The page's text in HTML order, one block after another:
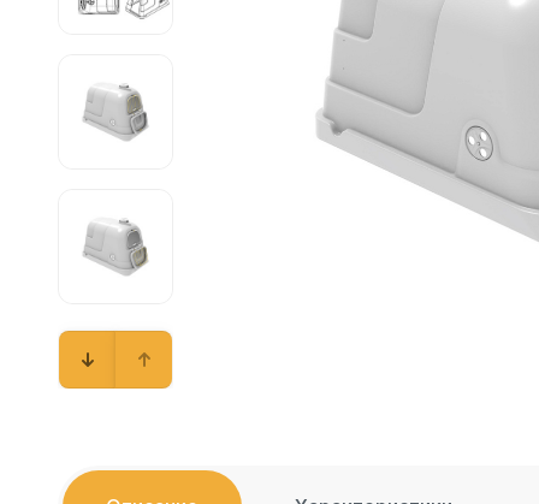
Емкости
Емкости
Емкости
Емкости
Емкости
Емкости
Емкости